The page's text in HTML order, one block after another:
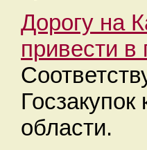
Дорогу на
привести в
области.